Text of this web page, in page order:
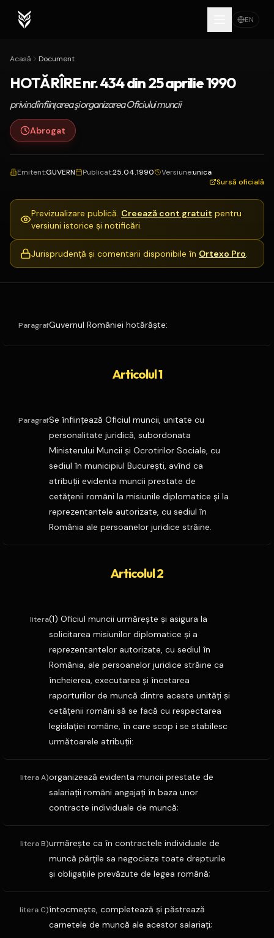
EN
Acasă Document
HOTĂRÎRE nr. 434 din 25 aprilie 1990
privind înfiinţarea şi organizarea Oficiului muncii
Abrogat
Emitent:GUVERN Publicat:25.04.1990 Versiune:unica
Sursă oficială
Previzualizare publică. Creează cont gratuit pentru
versiuni istorice și notificări.
Jurisprudență și comentarii disponibile în Ortexo Pro.
ParagrafGuvernul României hotărăşte:
Articolul 1
ParagrafSe înfiinţează Oficiul muncii, unitate cu
personalitate juridică, subordonata
Ministerului Muncii şi Ocrotirilor Sociale, cu
sediul în municipiul Bucureşti, avînd ca
atribuţii evidenta muncii prestate de
cetăţenii români la misiunile diplomatice şi la
reprezentantele autorizate, cu sediul în
România ale persoanelor juridice străine.
Articolul 2
litera(1) Oficiul muncii urmăreşte şi asigura la
solicitarea misiunilor diplomatice şi a
reprezentantelor autorizate, cu sediul în
România, ale persoanelor juridice străine ca
încheierea, executarea şi încetarea
raporturilor de muncă dintre aceste unităţi şi
cetăţenii români să se facă cu respectarea
legislaţiei române, în care scop i se stabilesc
următoarele atribuţii:
litera A)organizează evidenta muncii prestate de
salariaţii români angajaţi în baza unor
contracte individuale de muncă;
litera B)urmăreşte ca în contractele individuale de
muncă părţile sa negocieze toate drepturile
şi obligaţiile prevăzute de legea română;
litera C)întocmeşte, completează şi păstrează
carnetele de muncă ale acestor salariaţi;